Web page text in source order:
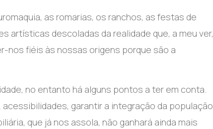
as romarias, os ranchos, as festas de
descoladas da realidade que, a meu ver,
nos fiéis às nossas origens porque são a
no entanto há alguns pontos a ter em conta.
garantir a integração da população
que já nos assola, não ganhará ainda mais